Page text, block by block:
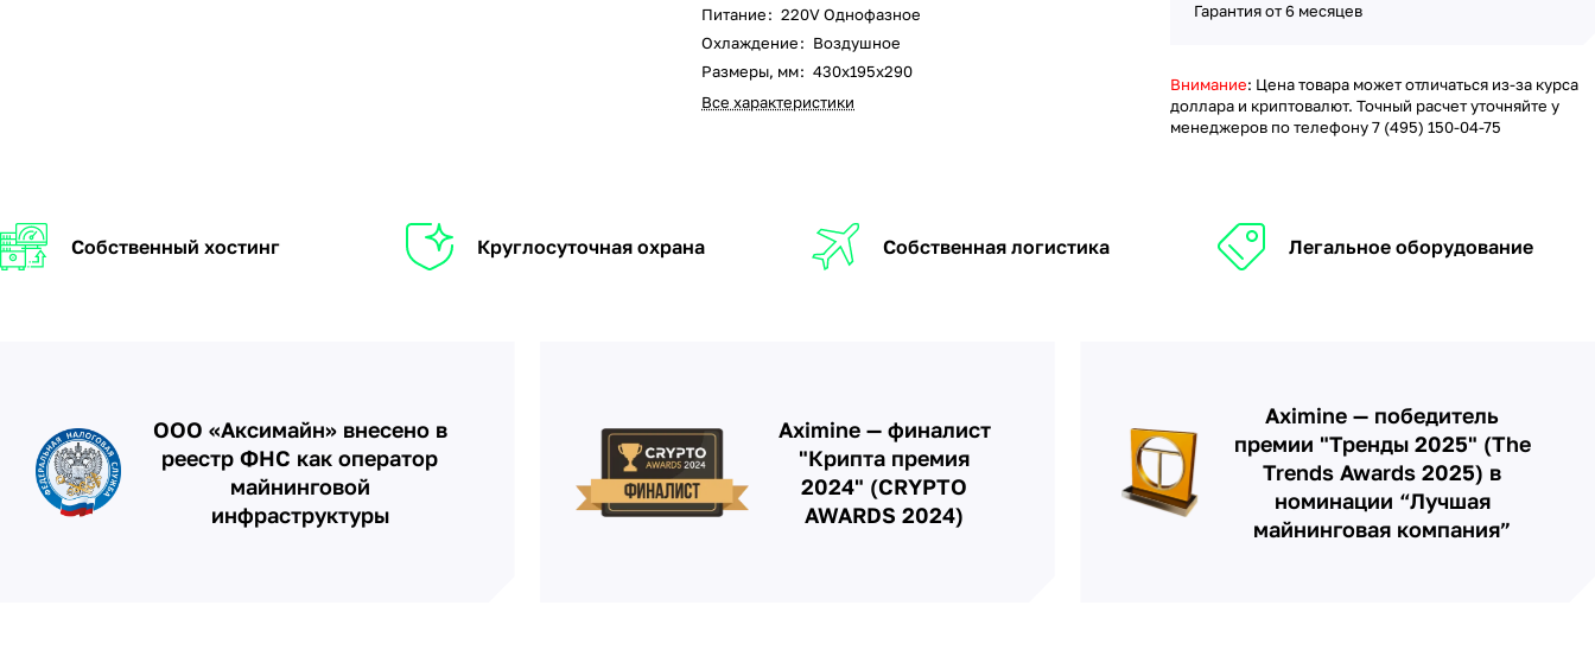
Питание: 220V Однофазное
Охлаждение: Воздушное
Размеры, мм: 430x195x290
Все характеристики
Гарантия от 6 месяцев
Внимание: Цена товара может отличаться из-за курса
доллара и криптовалют. Точный расчет уточняйте у
менеджеров по телефону7 (495) 150-04-75
Собственный хостинг Круглосуточная охрана Собственная логистика Легальное оборудование
ООО «Аксимайн» внесено в
реестр ФНС как оператор
майнинговой
инфраструктуры
Aximine — финалист
"Крипта премия
2024" (CRYPTO
AWARDS 2024)
Aximine — победитель
премии "Тренды 2025" (The
Trends Awards 2025) в
номинации “Лучшая
майнинговая компания”